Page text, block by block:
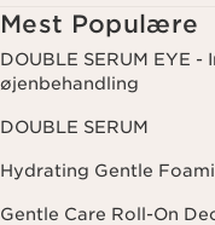
nyhedsbrev. For mere
og dine rettigheder, se
Mest Populære
DOUBLE SERUM EYE
øjenbehandling
DOUBLE SERUM
Hydrating Gentle
Gentle Care Roll-On